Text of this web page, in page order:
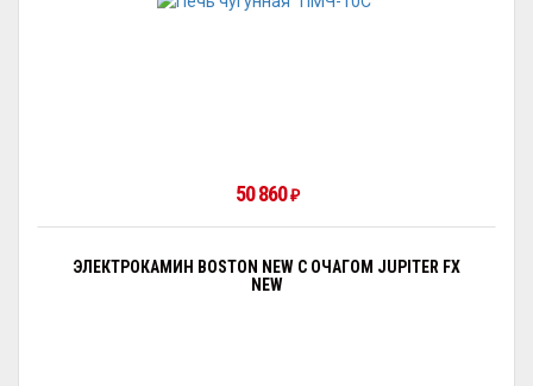
50 860₽
ЭЛЕКТРОКАМИН BOSTON NEW С ОЧАГОМ JUPITER FX
NEW